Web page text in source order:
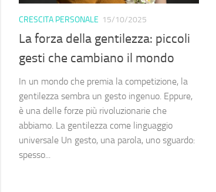
CRESCITA PERSONALE 15/10/2025
La forza della gentilezza: piccoli
gesti che cambiano il mondo
In un mondo che premia la competizione, la
gentilezza sembra un gesto ingenuo. Eppure,
è una delle forze più rivoluzionarie che
abbiamo. La gentilezza come linguaggio
universale Un gesto, una parola, uno sguardo:
spesso...